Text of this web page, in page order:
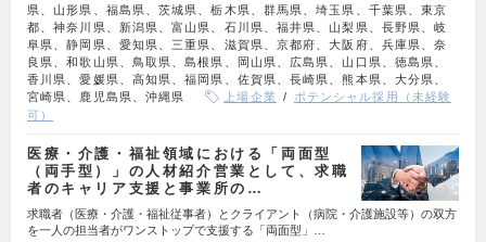
県、山形県、福島県、茨城県、栃木県、群馬県、埼玉県、千葉県、東京
都、神奈川県、新潟県、富山県、石川県、福井県、山梨県、長野県、岐
阜県、静岡県、愛知県、三重県、滋賀県、京都府、大阪府、兵庫県、奈
良県、和歌山県、鳥取県、島根県、岡山県、広島県、山口県、徳島県、
香川県、愛媛県、高知県、福岡県、佐賀県、長崎県、熊本県、大分県、
宮崎県、鹿児島県、沖縄県
上場企業
ポテンシャル採用（未経験
可）
医療・介護・福祉領域における「両面型
（両手型）」の人材紹介営業として、求職
者のキャリア支援と事業所の…
求職者（医療・介護・福祉従事者）とクライアント（病院・介護施設等）の双方
を一人の担当者がワンストップで支援する「両面型」…